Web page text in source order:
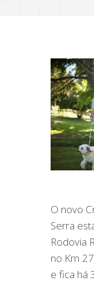
O novo
Serra
Rodovia
no Km
e fica há